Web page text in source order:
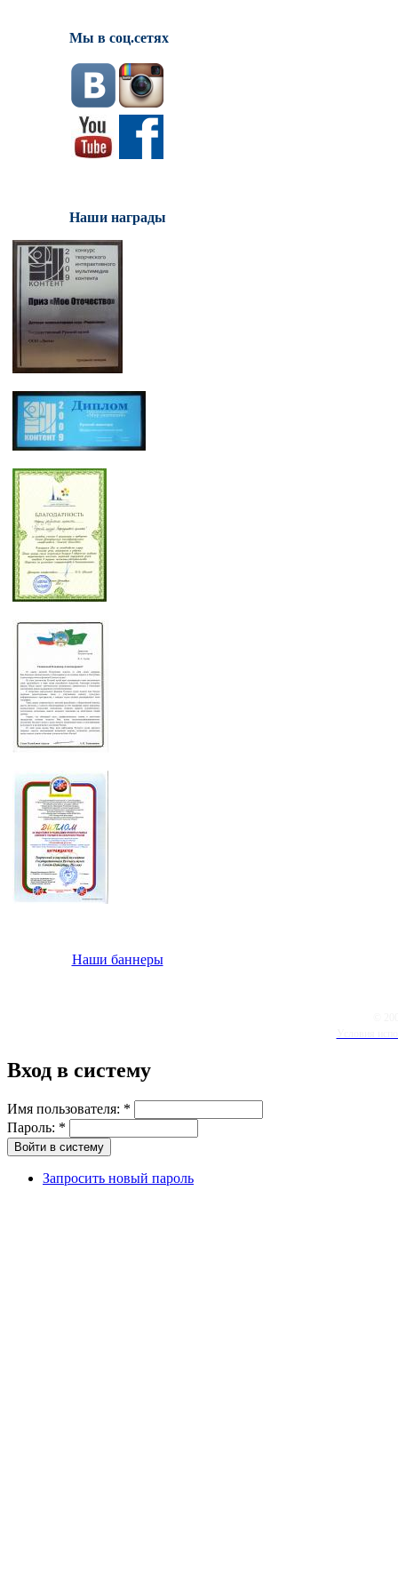
Мы в соц.сетях
Наши награды
Наши баннеры
Вход в систему
Имя пользователя: *
Пароль: *
Запросить новый пароль